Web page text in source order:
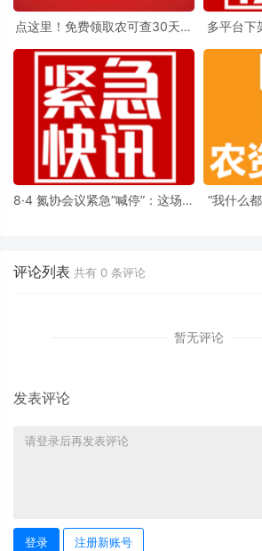
点这里！免费领取农可查30天会
多平台下
8·4 氮协会议紧急“喊停”：这场价
“我什么
评论列表 共有 0 条评论
暂无评论
发表评论
登录 注册新账号